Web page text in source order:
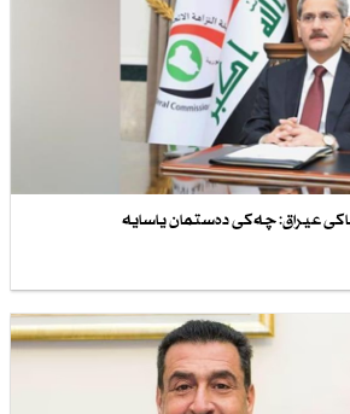
عیراق: چەكی دەستمان یاسایە